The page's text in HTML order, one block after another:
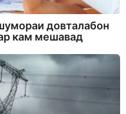
довталабон
кам мешавад